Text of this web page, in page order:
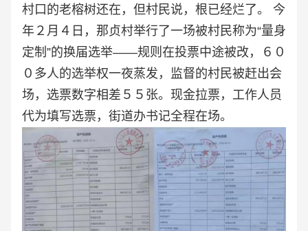
村口的老榕树还在，但村民说，根已经烂了。 今
年２月４日，那贞村举行了一场被村民称为“量身
定制”的换届选举——规则在投票中途被改，６０
０多人的选举权一夜蒸发，监督的村民被赶出会
场，选票数字相差５５张。现金拉票，工作人员
代为填写选票，街道办书记全程在场。